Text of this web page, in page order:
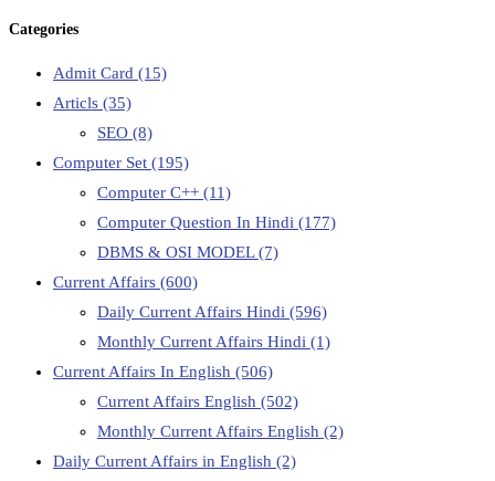
Categories
Admit Card (15)
Articls (35)
SEO (8)
Computer Set (195)
Computer C++ (11)
Computer Question In Hindi (177)
DBMS & OSI MODEL(7)
Current Affairs (600)
Daily Current Affairs Hindi (596)
Monthly Current Affairs Hindi (1)
Current Affairs In English (506)
Current Affairs English (502)
Monthly Current Affairs English (2)
Daily Current Affairs in English (2)